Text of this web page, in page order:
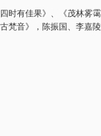
时有佳果》、《茂林雾
梵音》，陈振国、李嘉